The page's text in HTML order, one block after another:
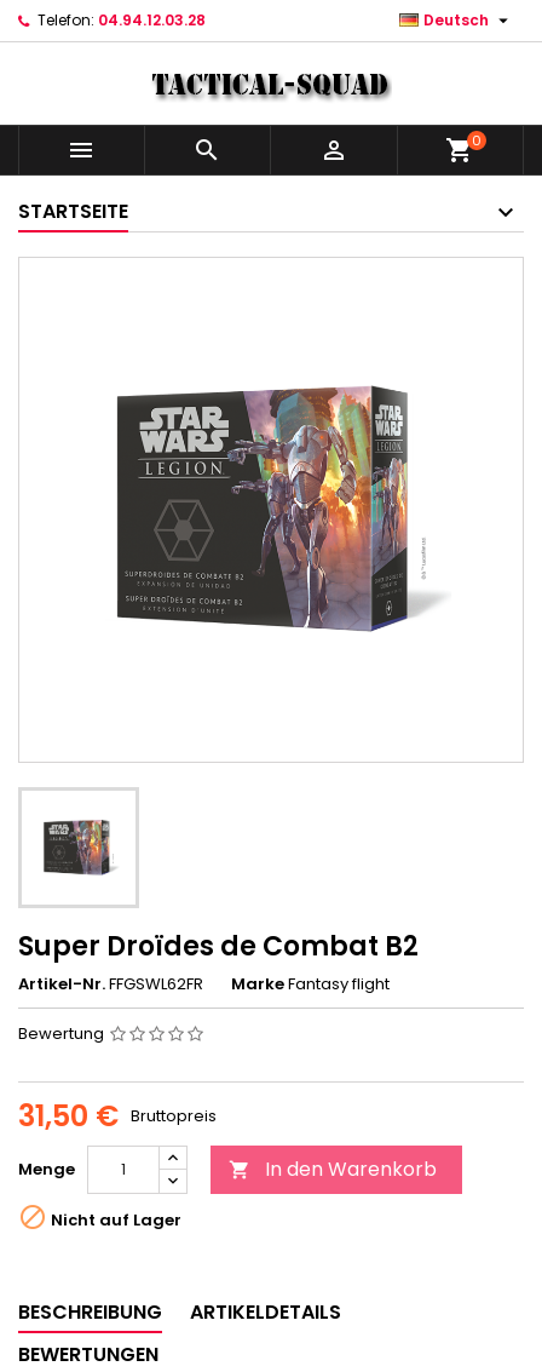
Telefon: 04.94.12.03.28 Deutsch 
   shopping_cart0
STARTSEITE
Super Droïdes de Combat B2
Artikel-Nr.FFGSWL62FR MarkeFantasy flight
Bewertung
31,50 € Bruttopreis
Menge  In den Warenkorb
 Nicht auf Lager
BESCHREIBUNG
ARTIKELDETAILS
BEWERTUNGEN